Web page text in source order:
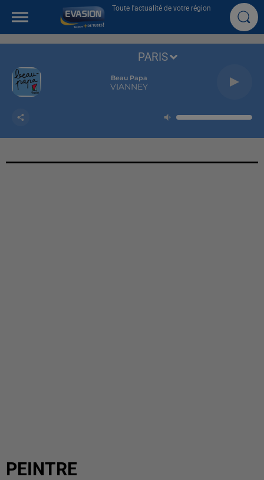
Toute l'actualité de votre région
Beau Papa
VIANNEY
PARIS
PEINTRE